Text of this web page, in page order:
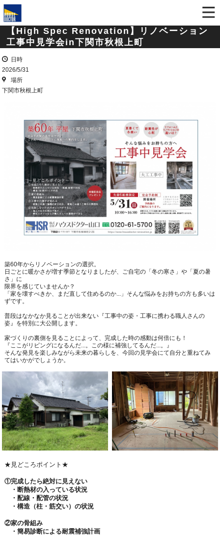
【High Spec Renovation】リノベーション
工事中見学会in下関市秋根上町
日時
2026/5/31
場所
下関市秋根上町
築60年からリノベーションの選択。
日ごとに暖かさが増す季節となりましたが、ご自宅の「冬の寒さ」や「夏の暑
さ」に
限界を感じていませんか？
「家を壊すべきか、まだ直して住めるのか...」そんな悩みをお持ちの方も多いは
ずです。
普段はなかなか見ることが出来ない『工事中の姿・工事に携わる職人さんの
姿』を特別に大公開します。
家づくりの裏側を見ることによって、完成した時の感動は何倍にも！
『ここがリビングになるんだ...。この様に補強してるんだ...。』
そんな発見を楽しみながら未来の暮らしを、今回の見学会にて自分と重ねてみ
てはいかがでしょうか。
★見どころポイント★
①完成したら絶対に見えない
・断熱材の入っている状況
・配線・配管の状況
・構造（柱・筋交い）の状況
②家の骨組み
・簡易診断による耐震補強計画